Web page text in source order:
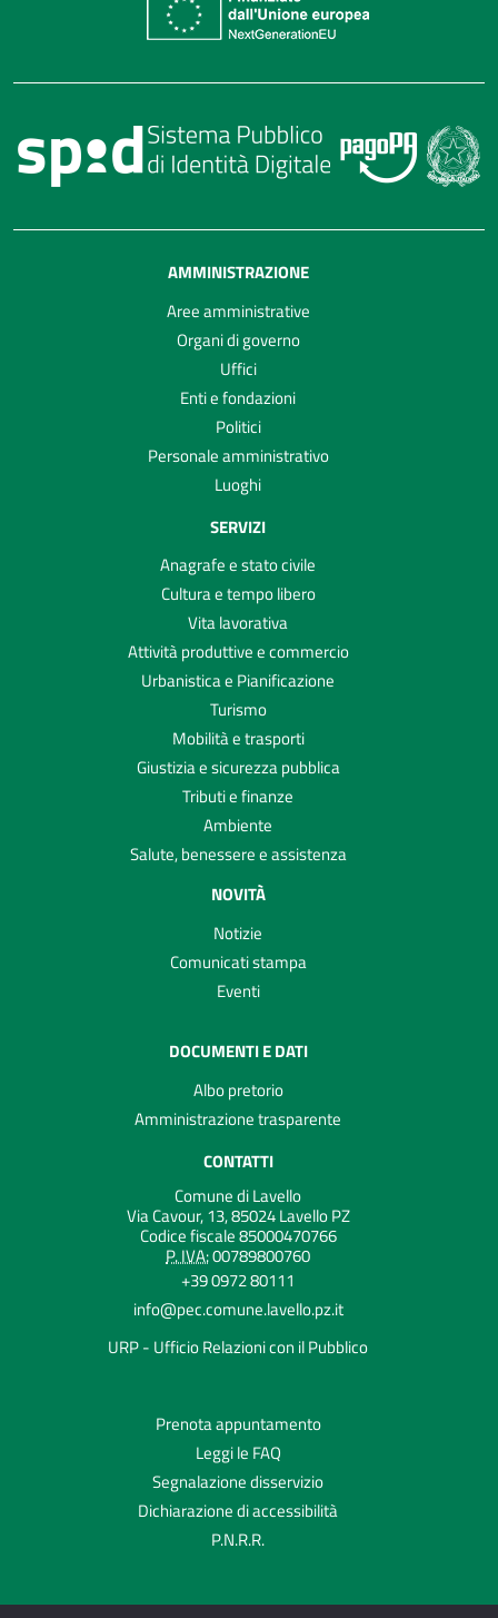
AMMINISTRAZIONE
Aree amministrative
Organi di governo
Uffici
Enti e fondazioni
Politici
Personale amministrativo
Luoghi
SERVIZI
Anagrafe e stato civile
Cultura e tempo libero
Vita lavorativa
Attività produttive e commercio
Urbanistica e Pianificazione
Turismo
Mobilità e trasporti
Giustizia e sicurezza pubblica
Tributi e finanze
Ambiente
Salute, benessere e assistenza
NOVITÀ
Notizie
Comunicati stampa
Eventi
DOCUMENTI E DATI
Albo pretorio
Amministrazione trasparente
CONTATTI
Comune di Lavello
Via Cavour, 13, 85024 Lavello PZ
Codice fiscale 85000470766
P. IVA:00789800760
+39 0972 80111
info@pec.comune.lavello.pz.it
URP - Ufficio Relazioni con il Pubblico
Prenota appuntamento
Leggi le FAQ
Segnalazione disservizio
Dichiarazione di accessibilità
P.N.R.R.